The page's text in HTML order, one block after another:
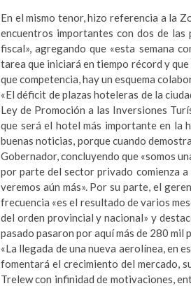
En el mismo tenor, hizo referencia a la
encuentros importantes con dos de las
fiscal», agregando que «esta semana
tarea que iniciará en tiempo récord y
que competencia, hay un esquema
«El déficit de plazas hoteleras de la
Ley de Promoción a las Inversiones
que será el hotel más importante en la
buenas noticias, porque cuando
Gobernador, concluyendo que «somos
por parte del sector privado comienza
veremos aún más». Por su parte, el
frecuencia «es el resultado de varios
del orden provincial y nacional» y
pasado pasaron por aquí más de 280 mil
«La llegada de una nueva aerolínea, en
fomentará el crecimiento del mercado,
Trelew con infinidad de motivaciones,